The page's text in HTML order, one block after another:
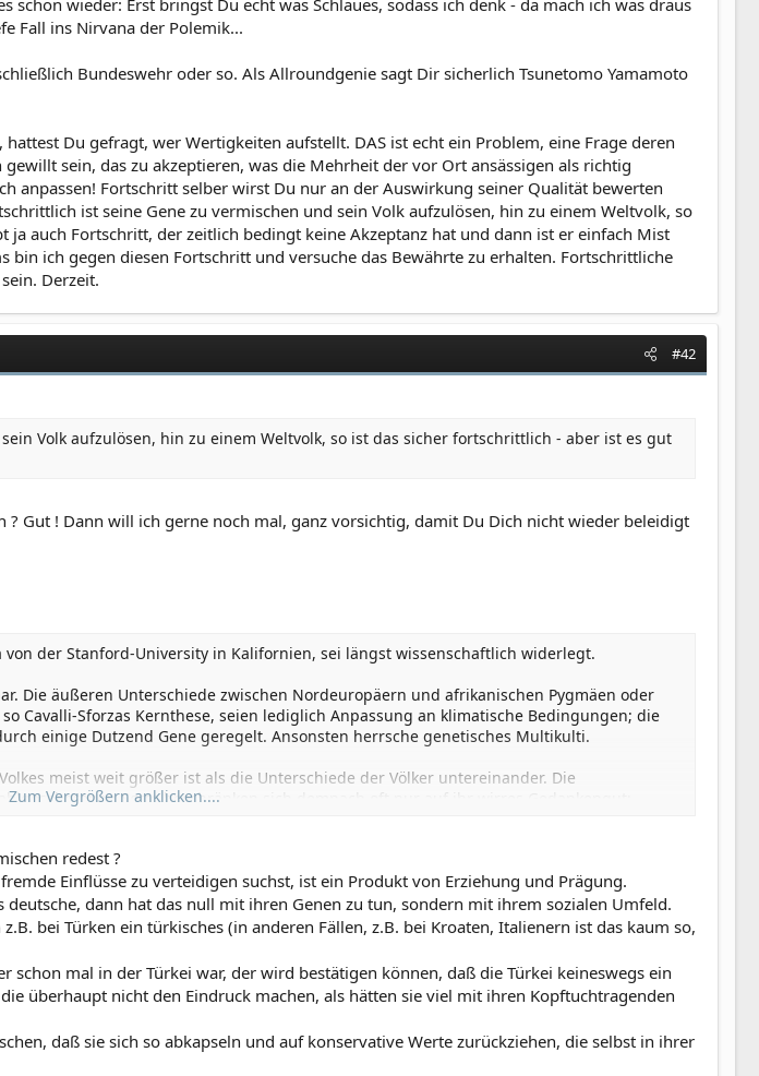
schon wieder: Erst bringst Du echt was Schlaues, sodass ich denk - da mach ich was draus
Fall ins Nirvana der Polemik...
Bundeswehr oder so. Als Allroundgenie sagt Dir sicherlich Tsunetomo Yamamoto
Du gefragt, wer Wertigkeiten aufstellt. DAS ist echt ein Problem, eine Frage deren
sein, das zu akzeptieren, was die Mehrheit der vor Ort ansässigen als richtig
anpassen! Fortschritt selber wirst Du nur an der Auswirkung seiner Qualität bewerten
ist seine Gene zu vermischen und sein Volk aufzulösen, hin zu einem Weltvolk, so
auch Fortschritt, der zeitlich bedingt keine Akzeptanz hat und dann ist er einfach Mist
ich gegen diesen Fortschritt und versuche das Bewährte zu erhalten. Fortschrittliche
Derzeit.
#42
Volk aufzulösen, hin zu einem Weltvolk, so ist das sicher fortschrittlich - aber ist es gut
Gut ! Dann will ich gerne noch mal, ganz vorsichtig, damit Du Dich nicht wieder beleidigt
der Stanford-University in Kalifornien, sei längst wissenschaftlich widerlegt.
Die äußeren Unterschiede zwischen Nordeuropäern und afrikanischen Pygmäen oder
Cavalli-Sforzas Kernthese, seien lediglich Anpassung an klimatische Bedingungen; die
einige Dutzend Gene geregelt. Ansonsten herrsche genetisches Multikulti.
meist weit größer ist als die Unterschiede der Völker untereinander. Die
Sorte beschränken sich demnach oft nur auf ihr wirres Gedankengut;
Zum Vergrößern anklicken....
redest ?
Einflüsse zu verteidigen suchst, ist ein Produkt von Erziehung und Prägung.
dann hat das null mit ihren Genen zu tun, sondern mit ihrem sozialen Umfeld.
bei Türken ein türkisches (in anderen Fällen, z.B. bei Kroaten, Italienern ist das kaum so,
schon mal in der Türkei war, der wird bestätigen können, daß die Türkei keineswegs ein
überhaupt nicht den Eindruck machen, als hätten sie viel mit ihren Kopftuchtragenden
daß sie sich so abkapseln und auf konservative Werte zurückziehen, die selbst in ihrer